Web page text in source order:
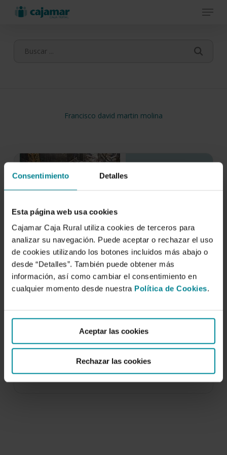
Consentimiento Detalles
Esta página web usa cookies
Cajamar Caja Rural utiliza cookies de terceros para
analizar su navegación. Puede aceptar o rechazar el uso
de cookies utilizando los botones incluidos más abajo o
desde “Detalles”. También puede obtener más
información, así como cambiar el consentimiento en
cualquier momento desde nuestra Política de Cookies.
Aceptar las cookies
Rechazar las cookies
Menu
Francisco david martin molina
las provincias de Cádiz, Málaga, Almería,
Murcia y Alicante
1 de enero de 2005
En este libro se cuantifica la evolución del sector
a lo largo del período 1995-2002…